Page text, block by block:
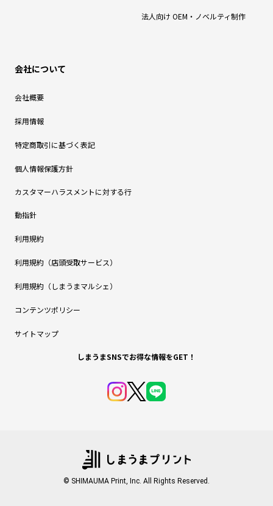
法人向け OEM・ノベルティ制作
会社について
会社概要
採用情報
特定商取引に基づく表記
個人情報保護方針
カスタマーハラスメントに対する行
動指針
利用規約
利用規約（店頭受取サービス）
利用規約（しまうまマルシェ）
コンテンツポリシー
サイトマップ
しまうまSNSでお得な情報をGET！
© SHIMAUMA Print, Inc. All Rights Reserved.